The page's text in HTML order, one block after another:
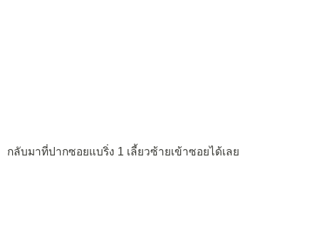
กลับมาที่ปากซอยแบริ่ง 1 เลี้ยวซ้ายเข้าซอยได้เลย